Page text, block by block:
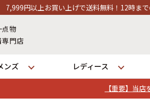
【重要】当
送料無料！12時までのご注文は当日出荷
点物
専門店
ンズ レディース